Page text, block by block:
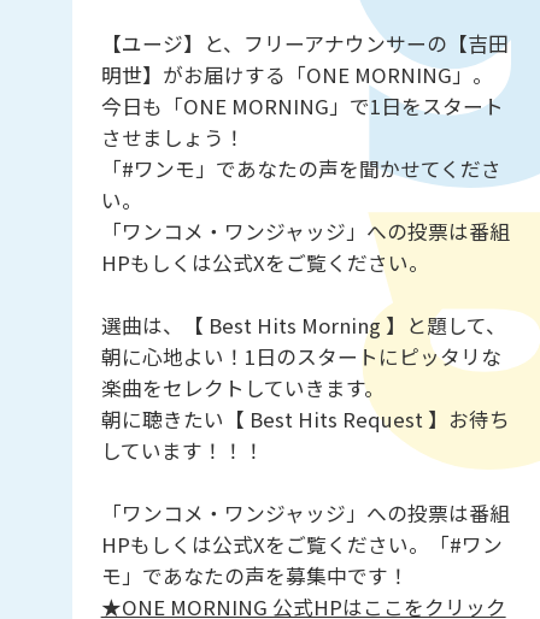
【ユージ】と、フリーアナウンサーの【吉田
明世】がお届けする「ONE MORNING」。
今日も「ONE MORNING」で1日をスタート
させましょう！
「#ワンモ」であなたの声を聞かせてくださ
い。
「ワンコメ・ワンジャッジ」への投票は番組
HPもしくは公式Xをご覧ください。
選曲は、【 Best Hits Morning 】と題して、
朝に心地よい！1日のスタートにピッタリな
楽曲をセレクトしていきます。
朝に聴きたい【 Best Hits Request 】お待ち
しています！！！
「ワンコメ・ワンジャッジ」への投票は番組
HPもしくは公式Xをご覧ください。「#ワン
モ」であなたの声を募集中です！
★ONE MORNING 公式HPはここをクリック